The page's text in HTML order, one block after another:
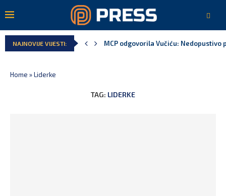
NAJNOVIJE VIJESTI: MCP odgovorila Vučiću:
Home »Liderke
TAG: LIDERKE